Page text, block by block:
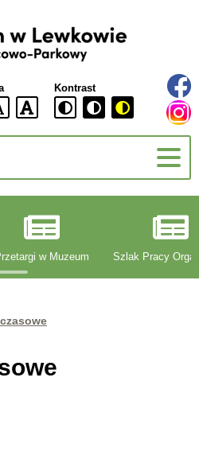
największa
czcionka
Kontrast
w Muzeum Szlak Pracy